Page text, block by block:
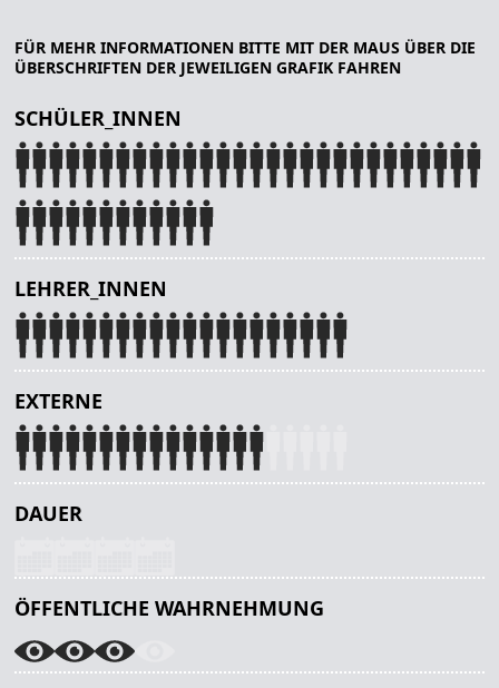
FÜR MEHR INFORMATIONEN BITTE MIT DER MAUS ÜBER DIE
ÜBERSCHRIFTEN DER JEWEILIGEN GRAFIK FAHREN
SCHÜLER_INNEN
LEHRER_INNEN
EXTERNE
DAUER
ÖFFENTLICHE WAHRNEHMUNG